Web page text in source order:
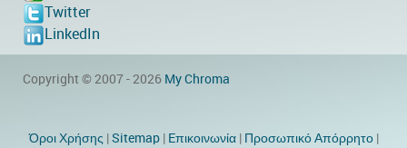
Twitter
LinkedIn
Copyright © 2007 - 2026 My Chroma
Όροι Χρήσης |Sitemap| Eπικοινωνία| Προσωπικό Απόρρητο|